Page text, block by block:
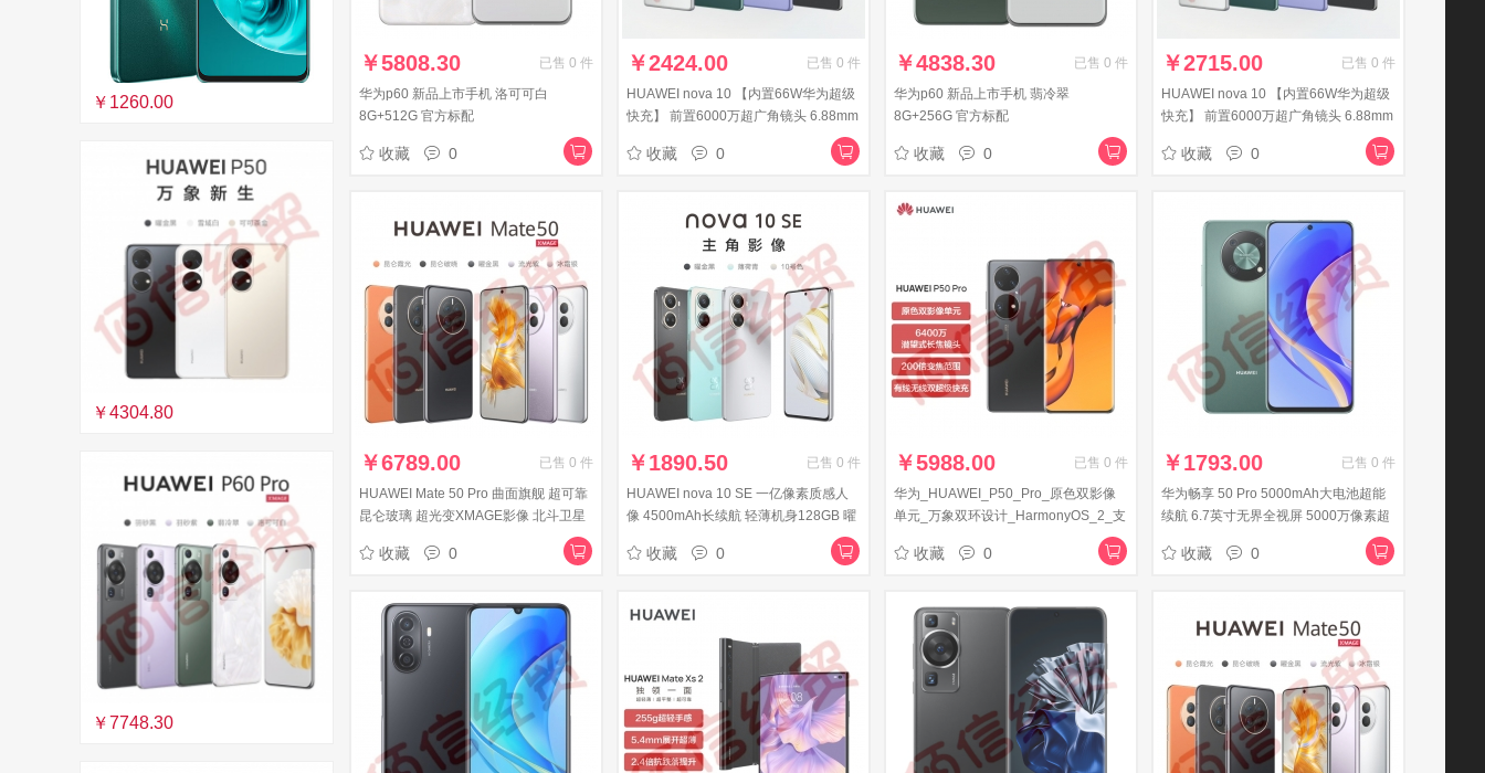
￥1260.00
￥4304.80
￥7748.30
￥5808.30 已售 0 件
华为p60 新品上市手机 洛可可白
8G+512G 官方标配
收藏 0
￥2424.00 已售 0 件
HUAWEI nova 10 【内置66W华为超级
快充】 前置6000万超广角镜头 6.88mm
收藏 0
￥4838.30 已售 0 件
华为p60 新品上市手机 翡冷翠
8G+256G 官方标配
收藏 0
￥2715.00 已售 0 件
HUAWEI nova 10 【内置66W华为超级
快充】 前置6000万超广角镜头 6.88mm
收藏 0
￥6789.00 已售 0 件
HUAWEI Mate 50 Pro 曲面旗舰 超可靠
昆仑玻璃 超光变XMAGE影像 北斗卫星
收藏 0
￥1890.50 已售 0 件
HUAWEI nova 10 SE 一亿像素质感人
像 4500mAh长续航 轻薄机身128GB 曜
收藏 0
￥5988.00 已售 0 件
华为_HUAWEI_P50_Pro_原色双影像
单元_万象双环设计_HarmonyOS_2_支
持66W快充_8GB+256GB曜金黑_华为
手机收藏 0
￥1793.00 已售 0 件
华为畅享 50 Pro 5000mAh大电池超能
续航 6.7英寸无界全视屏 5000万像素超
收藏 0